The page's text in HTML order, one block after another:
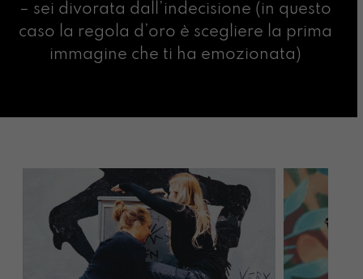
– sei divorata dall’indecisione (in questo
caso la regola d’oro è scegliere la prima
immagine che ti ha emozionata)